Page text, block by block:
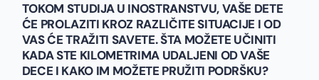
TOKOM STUDIJA U INOSTRANSTVU, VAŠE DETE
ĆE PROLAZITI KROZ RAZLIČITE SITUACIJE I OD
VAS ĆE TRAŽITI SAVETE. ŠTA MOŽETE UČINITI
KADA STE KILOMETRIMA UDALJENI OD VAŠE
DECE I KAKO IM MOŽETE PRUŽITI PODRŠKU?